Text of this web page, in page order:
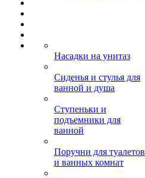
Насадки на унитаз
Сиденья и стулья для
ванной и душа
Ступеньки и
подъемники для
ванной
Поручни для туалетов
и ванных комнат